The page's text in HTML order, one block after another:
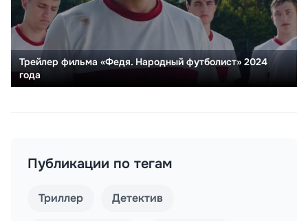
Трейлер фильма «Федя. Народный футболист» 2024
года
Публикации по тегам
Триллер Детектив